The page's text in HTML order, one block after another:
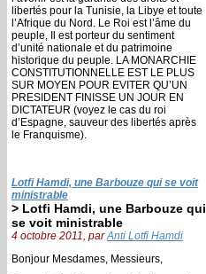
libertés pour la Tunisie, la Libye et toute
l’Afrique du Nord. Le Roi est l’âme du
peuple, Il est porteur du sentiment
d’unité nationale et du patrimoine
historique du peuple. LA MONARCHIE
CONSTITUTIONNELLE EST LE PLUS
SUR MOYEN POUR EVITER QU’UN
PRESIDENT FINISSE UN JOUR EN
DICTATEUR (voyez le cas du roi
d’Espagne, sauveur des libertés après
le Franquisme).
Lotfi Hamdi, une Barbouze qui se voit
ministrable
> Lotfi Hamdi, une Barbouze qui
se voit ministrable
4 octobre 2011, parAnti Lotfi Hamdi
Bonjour Mesdames, Messieurs,